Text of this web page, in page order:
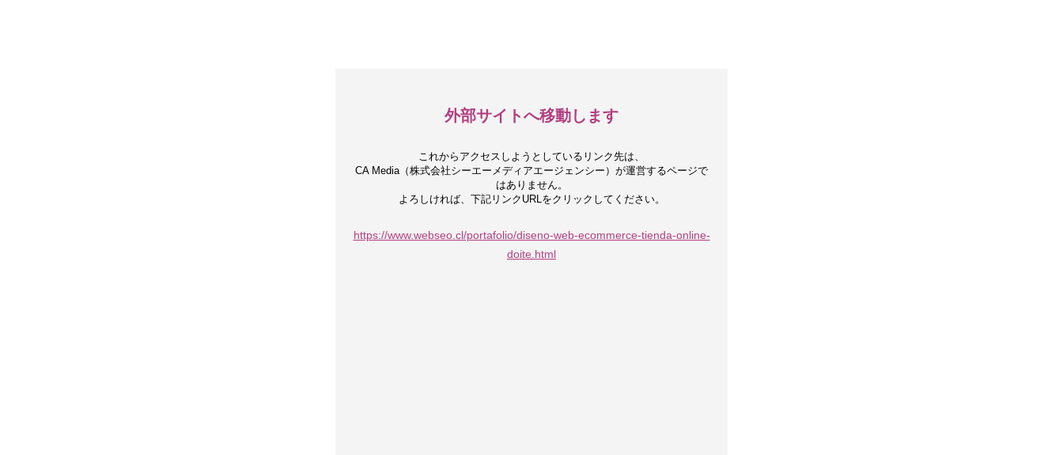
外部サイトへ移動します
これからアクセスしようとしているリンク先は、
CA Media（株式会社シーエーメディアエージェンシー）が運営するページで
はありません。
よろしければ、下記リンクURLをクリックしてください。
https://www.webseo.cl/portafolio/diseno-web-ecommerce-tienda-online-
doite.html